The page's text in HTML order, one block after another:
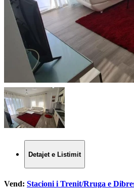
Detajet e Listimit
Vend: Stacioni i Trenit/Rruga e